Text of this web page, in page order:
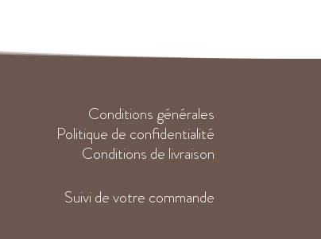
Conditions générales
Politique de confidentialité
Conditions de livraison
Suivi de votre commande